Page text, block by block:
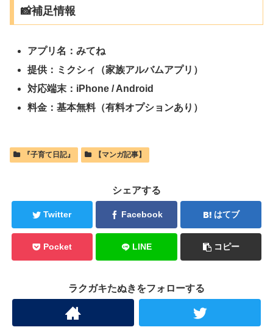
📸補足情報
アプリ名：みてね
提供：ミクシィ（家族アルバムアプリ）
対応端末：iPhone / Android
料金：基本無料（有料オプションあり）
『子育て日記』 【マンガ記事】
シェアする
Twitter Facebook はてブ
Pocket LINE コピー
ラクガキたぬきをフォローする